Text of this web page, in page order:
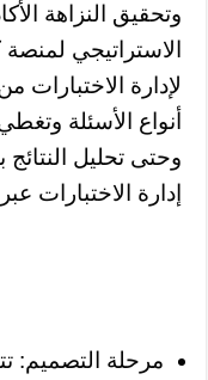
وتحقيق النزاهة
الاستراتيجي
لإدارة
أنواع الأسئلة
وحتى تحليل
إدارة
مرحلة التصميم: